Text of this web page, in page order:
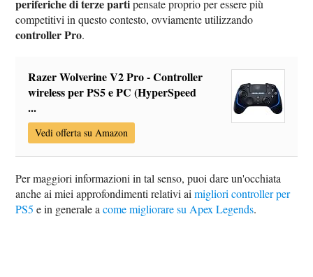
periferiche di terze partipensate proprio per essere più
competitivi in questo contesto, ovviamente utilizzando
controller Pro.
Razer Wolverine V2 Pro - Controller
wireless per PS5 e PC (HyperSpeed
...
Vedi offerta su Amazon
Per maggiori informazioni in tal senso, puoi dare un'occhiata
anche ai miei approfondimenti relativi aimigliori controller per
PS5 e in generale acome migliorare su Apex Legends.